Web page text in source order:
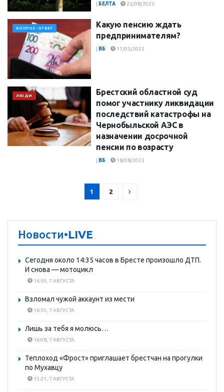
| БЕЛТА 23/08/2025
ВОПРОС-ОТВЕТ
Какую пенсию ждать
предпринимателям?
| ВБ 17/05/2025
ЛЮДИ
Брестский областной суд
помог участнику ликвидации
последствий катастрофы на
Чернобыльской АЭС в
назначении досрочной
пенсии по возрасту
| ВБ 18/08/2023
1 2
Новости•LIVE
Сегодня около 14:35 часов в Бресте произошло ДТП.
И снова — мотоцикл
16:59, 7 АВГУСТА
Взломал чужой аккаунт из мести
16:35, 7 АВГУСТА
Лишь за тебя я молюсь…
16:08, 7 АВГУСТА
Теплоход «Фрост» приглашает брестчан на прогулки
по Мухавцу
15:21, 7 АВГУСТА